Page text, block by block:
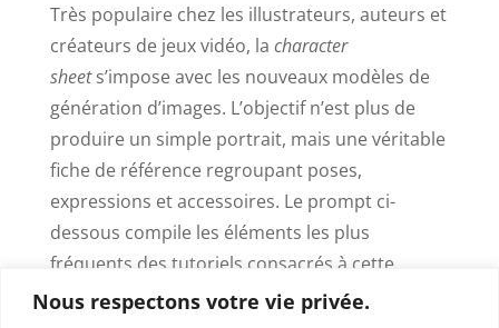
Nous respectons votre vie privée.
Très populaire chez les illustrateurs, auteurs et
créateurs de jeux vidéo, la character
sheets’impose avec les nouveaux modèles de
génération d’images. L’objectif n’est plus de
produire un simple portrait, mais une véritable
fiche de référence regroupant poses,
expressions et accessoires. Le prompt ci-
dessous compile les éléments les plus
fréquents des tutoriels consacrés à cette
nouvelle capacité de ChatGPT Images.